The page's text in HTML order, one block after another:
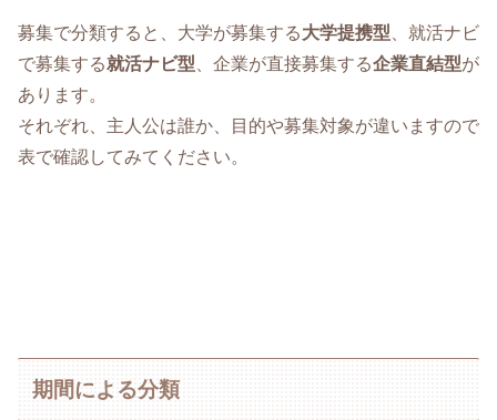
募集で分類すると、大学が募集する大学提携型 、就活ナビ
で募集する就活ナビ型 、企業が直接募集する企業直結型が
あります。
それぞれ、主人公は誰か、目的や募集対象が違いますので
表で確認してみてください。
期間による分類